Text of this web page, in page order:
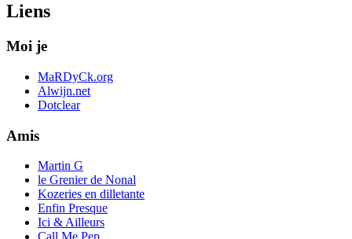
Liens
Moi je
MaRDyCk.org
Alwijn.net
Dotclear
Amis
Martin G
le Grenier de Nonal
Kozeries en dilletante
Enfin Presque
Ici & Ailleurs